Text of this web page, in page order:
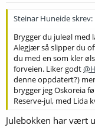
Steinar Huneide skrev:
Brygger du juleøl med
Alegjær så slipper du
du med en som kler
forveien. Liker godt
denne oppdatert?)
brygger jeg Oskoreia
Reserve-jul, med Lida
Julebokken har vært